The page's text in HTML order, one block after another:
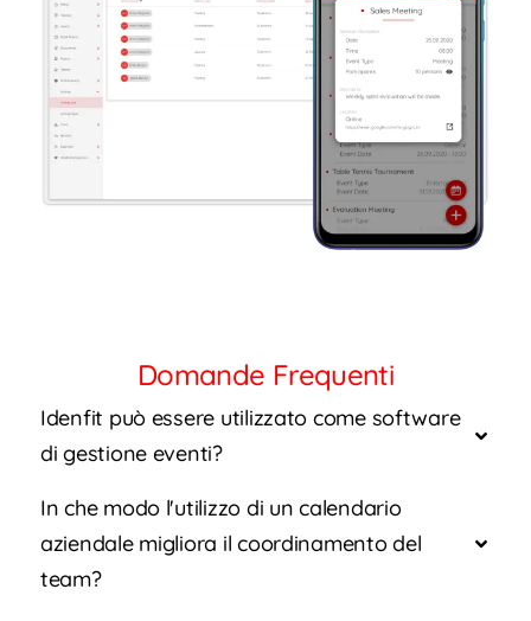
Domande Frequenti
Idenfit può essere utilizzato come software
di gestione eventi?
In che modo l'utilizzo di un calendario
aziendale migliora il coordinamento del
team?